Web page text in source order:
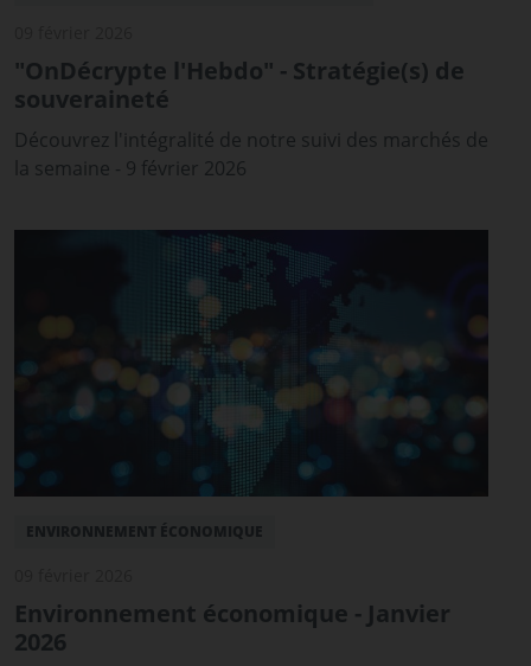
"OnDécrypte l'Hebdo" - Stratégie(s) de
souveraineté
Découvrez l'intégralité de notre suivi des marchés de
la semaine - 9 février 2026
ENVIRONNEMENT ÉCONOMIQUE
Environnement économique - Janvier
2026